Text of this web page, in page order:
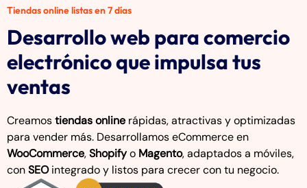
Tiendas online listas en 7 días
Desarrollo web para comercio
electrónico que impulsa tus
ventas
Creamostiendas online rápidas, atractivas y optimizadas
para vender más. Desarrollamos eCommerce en
WooCommerce,Shopifyo Magento, adaptados a móviles,
conSEOintegrado y listos para crecer con tu negocio.